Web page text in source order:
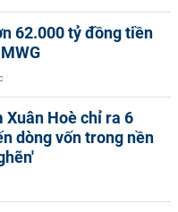
62.000 tỷ đồng tiền
Xuân Hoè chỉ ra 6
dòng vốn trong nền